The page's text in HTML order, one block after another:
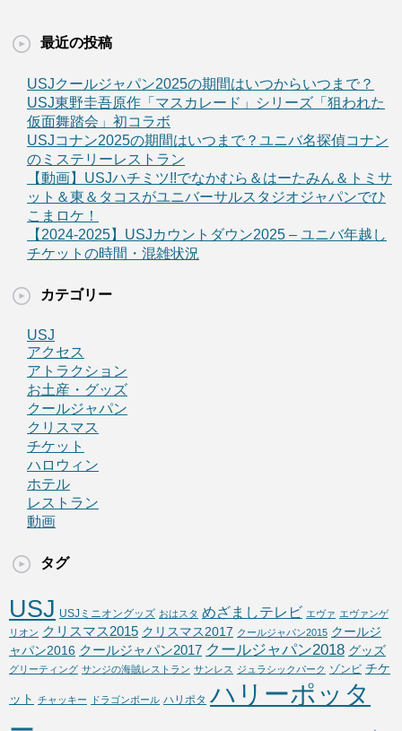
最近の投稿
USJクールジャパン2025の期間はいつからいつまで？
USJ東野圭吾原作「マスカレード」シリーズ「狙われた
仮面舞踏会」初コラボ
USJコナン2025の期間はいつまで？ユニバ名探偵コナン
のミステリーレストラン
【動画】USJハチミツ!!でなかむら＆はーたみん＆トミサ
ット＆東＆タコスがユニバーサルスタジオジャパンでひ
こまロケ！
【2024-2025】USJカウントダウン2025 – ユニバ年越し
チケットの時間・混雑状況
カテゴリー
USJ
アクセス
アトラクション
お土産・グッズ
クールジャパン
クリスマス
チケット
ハロウィン
ホテル
レストラン
動画
タグ
USJ USJミニオングッズ おはスタ めざましテレビ エヴァ エヴァンゲ
リオン クリスマス2015 クリスマス2017 クールジャパン2015 クールジ
ャパン2016 クールジャパン2017 クールジャパン2018 グッズ
グリーティング サンジの海賊レストラン サンレス ジュラシックパーク ゾンビ チケ
ット チャッキー ドラゴンボール ハリポタ ハリーポッタ